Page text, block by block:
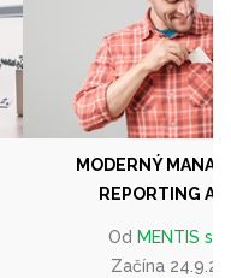
MODERNÝ
REPORTING A
Od MENTIS
Začína